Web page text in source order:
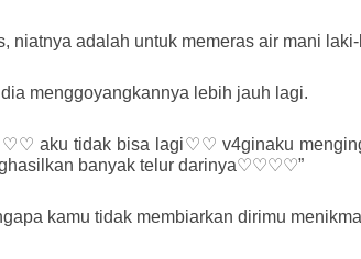
niatnya adalah untuk memeras air mani
menggoyangkannya lebih jauh lagi.
aku tidak bisa lagi♡♡ v4ginaku
banyak telur darinya♡♡♡♡”
kamu tidak membiarkan dirimu